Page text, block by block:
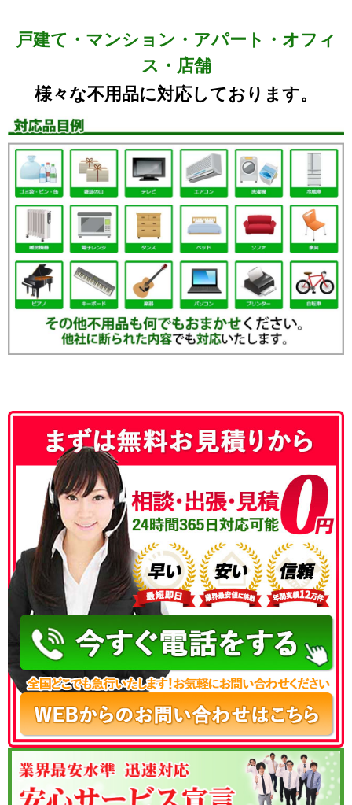
戸建て・マンション・アパート・オフィ
ス・店舗
様々な不用品に対応しております。
050-3186-4780